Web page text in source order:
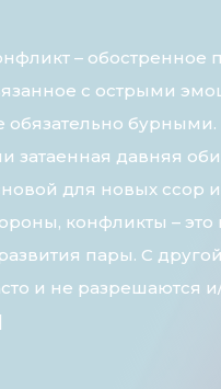
– обостренное
с острыми
обязательно
затаенная давняя
для новых ссор
конфликты –
пары. С
и не разрешаются